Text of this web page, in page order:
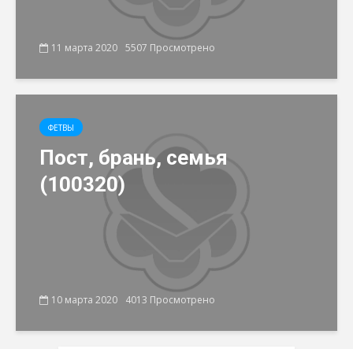
11 марта 2020 5507 Просмотрено
ФЕТВЫ
Пост, брань, семья
(100320)
10 марта 2020 4013 Просмотрено